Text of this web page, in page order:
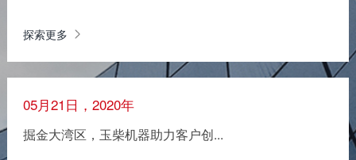
探索更多
05月21日，2020年
掘金大湾区，玉柴机器助力客户创...